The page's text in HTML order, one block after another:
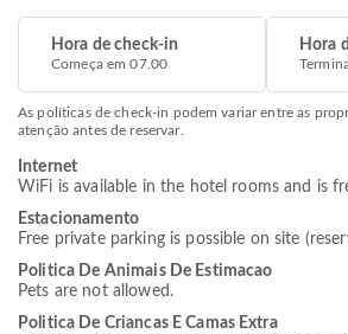
Hora de check-in
Começa em 07.00
Hora
As políticas de check-in podem variar entre as
atenção antes de reservar.
Internet
WiFi is available in the hotel rooms and is
Estacionamento
Free private parking is possible on site
Politica De Animais De Estimacao
Pets are not allowed.
Politica De Criancas E Camas Extra